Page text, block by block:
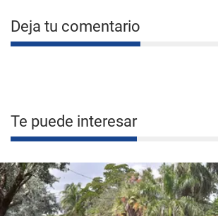
Deja tu comentario
Te puede interesar